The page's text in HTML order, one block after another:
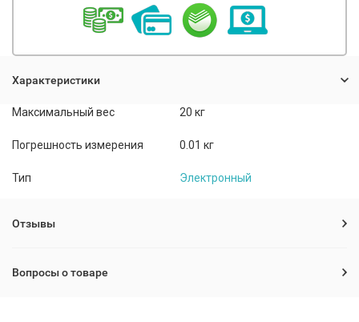
Характеристики
Максимальный вес 20 кг
Погрешность измерения 0.01 кг
Тип Электронный
Отзывы
Вопросы о товаре